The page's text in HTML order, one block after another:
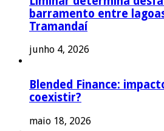
barramento entre
Tramandaí
junho 4, 2026
Blended Finance:
coexistir?
maio 18, 2026